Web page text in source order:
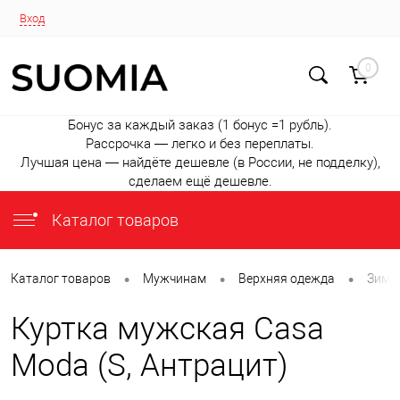
Вход
0
Бонус за каждый заказ (1 бонус =1 рубль).
Рассрочка — легко и без переплаты.
Лучшая цена — найдёте дешевле (в России, не подделку),
сделаем ещё дешевле.
Каталог товаров
Каталог товаров • Мужчинам • Верхняя одежда •
Куртка мужская Casa
Moda (S, Антрацит)